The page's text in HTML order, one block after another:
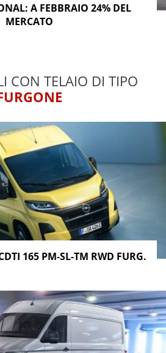
A FEBBRAIO 24% DEL
MERCATO
CON TELAIO DI TIPO
165 PM-SL-TM RWD FURG.